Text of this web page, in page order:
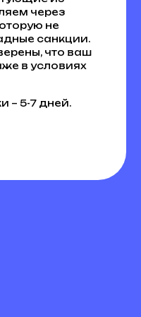
через
не
санкции.
что ваш
в условиях
– 5-7 дней.